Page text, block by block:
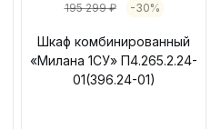
195 299 ₽ -30%
Шкаф комбинированный
«Милана 1СУ» П4.265.2.24-
01(396.24-01)